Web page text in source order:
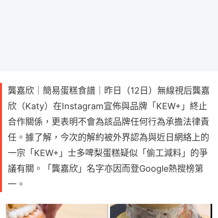
龔嘉欣｜簡易蛋糕食譜｜昨日（12日）無線視后龔嘉
欣（Katy）在Instagram宣佈與品牌「KEW+」終止
合作關係，更表明不會為該品牌任何行為承擔法律責
任。據了解，今次的解約被外界認為與近日網絡上的
一宗「KEW+」士多啤梨蛋糕疑似「偷工減料」的爭
議有關。「龔嘉欣」名字亦因而登Google熱搜榜第
一。